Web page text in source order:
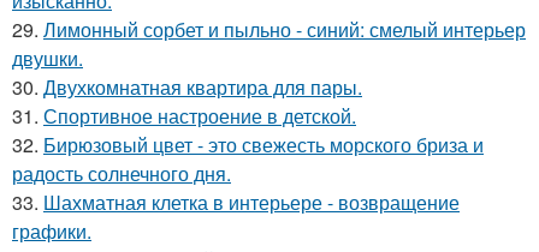
29. Лимонный сорбет и пыльно - синий: смелый интерьер
двушки.
30. Двухкомнатная квартира для пары.
31. Спортивное настроение в детской.
32. Бирюзовый цвет - это свежесть морского бриза и
радость солнечного дня.
33. Шахматная клетка в интерьере - возвращение
графики.